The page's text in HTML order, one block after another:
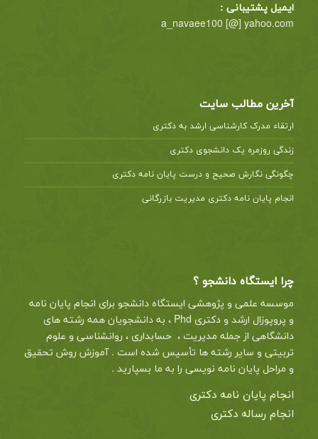
ایمیل پشتیبانی :
a_navaee100 [@] yahoo.com
آخرین مطالب سایت
ارتقاء مدرک کارشناسی ارشد به دکتری
زندگی روزمره یک دانشجوی دکتری
چگونگی نگارش صحیح و درست پایان نامه دکتری
انجام پایان نامه دکتری مدیریت بازرگانی
چرا ایستگاه دانشجو ؟
موسسه علمی و پژوهشی ایستگاه دانشجو برای انجام پایان نامه
و پروپوزال ارشد و دکتری Phd ، به دانشجویان همه رشته های
دانشگاهی از جمله مدیریت ، حسابداری ، روانشناسی و علوم
تربیتی و سایر رشته ها تأسیس شده است . آموزش روش تحقیق
و مراحل پایان نامه نویسی را به ما بسپارید .
انجام پایان نامه دکتری
انجام رساله دکتری